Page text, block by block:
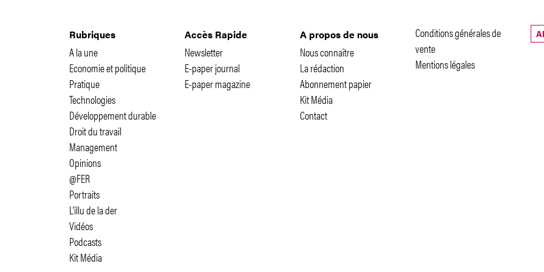
Rubriques
A la une
Economie et politique
Pratique
Technologies
Développement durable
Droit du travail
Management
Opinions
@FER
Portraits
L'illu de la der
Vidéos
Podcasts
Kit Média
Accès Rapide
Newsletter
E-paper journal
E-paper magazine
A propos de nous
Nous connaître
La rédaction
Abonnement papier
Kit Média
Contact
Conditions générales de
vente
Mentions légales